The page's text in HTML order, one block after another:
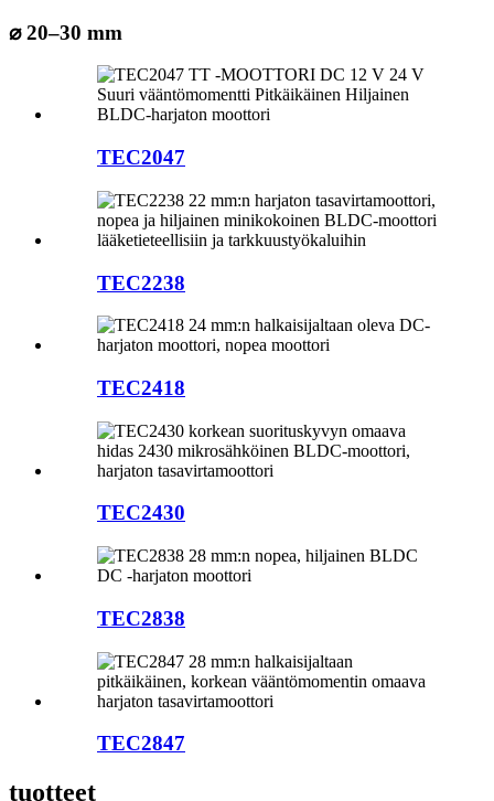
⌀ 20–30 mm
TEC2047
TEC2238
TEC2418
TEC2430
TEC2838
TEC2847
tuotteet